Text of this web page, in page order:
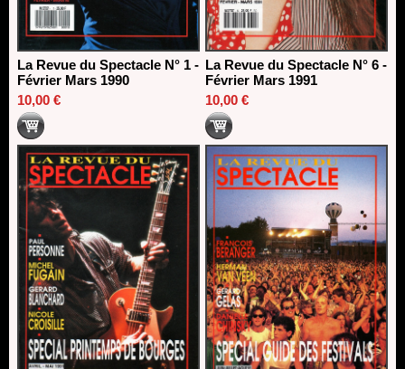
La Revue du Spectacle N° 1 -
Février Mars 1990
10,00 €
La Revue du Spectacle N° 6 -
Février Mars 1991
10,00 €